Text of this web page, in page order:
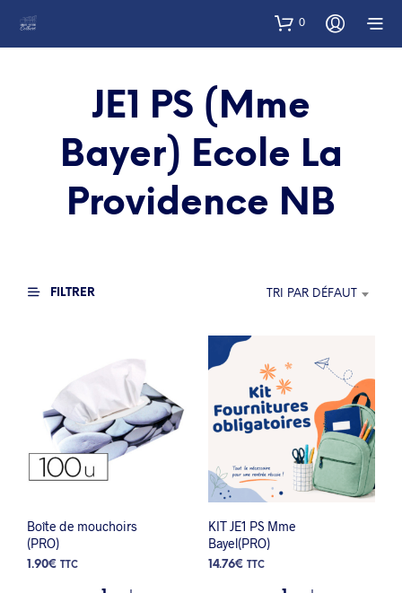
0
JE1 PS (Mme
Bayer) Ecole La
Providence NB
FILTRER TRI PAR DÉFAUT
Boîte de mouchoirs
(PRO)
1.90€ TTC
KIT JE1 PS Mme
Bayel(PRO)
14.76€ TTC